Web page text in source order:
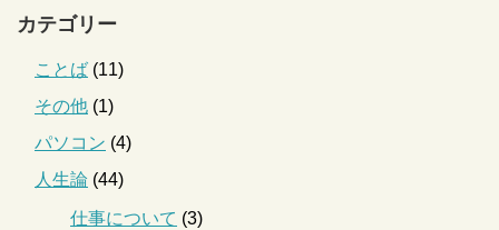
カテゴリー
ことば (11)
その他 (1)
パソコン (4)
人生論 (44)
仕事について (3)